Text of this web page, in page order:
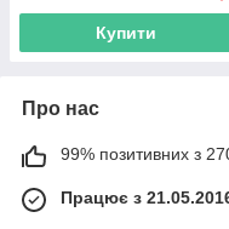
Купити
Про нас
99% позитивних з 270
Працює з